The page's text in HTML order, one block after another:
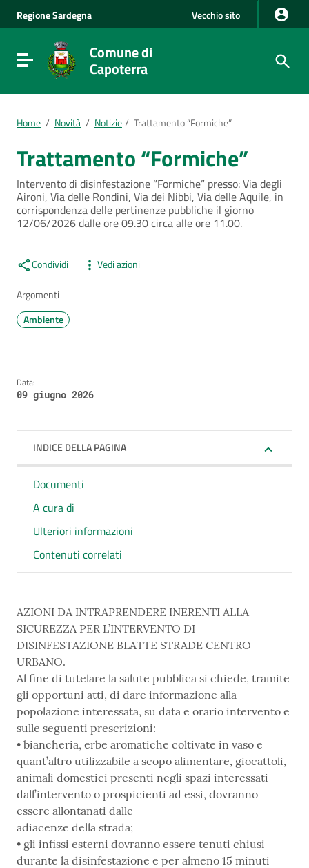
Vai alla navigazione del sito
Vai al Footer
RegioneSardegna Vecchio sito
Visualizza/nascondi menu di navigazione
Comune di
Capoterra
Home / Novità / Notizie/ Trattamento “Formiche”
Trattamento “Formiche”
Intervento di disinfestazione “Formiche” presso: Via degli
Aironi, Via delle Rondini, Via dei Nibbi, Via delle Aquile, in
corrispondenza delle pertinenze pubbliche il giorno
12/06/2026 dalle ore 09.30 circa alle ore 11.00.
Condividi Vedi azioni
Argomenti
Ambiente
Data:
09 giugno 2026
INDICE DELLA PAGINA
Documenti
A cura di
Ulteriori informazioni
Contenuti correlati
AZIONI DA INTRAPRENDERE INERENTI ALLA
SICUREZZA PER L’INTERVENTO DI
DISINFESTAZIONE BLATTE STRADE CENTRO
URBANO.
Al fine di tutelare la salute pubblica si chiede, tramite
gli opportuni atti, di dare informazione alla
popolazione interessata, su data e orario intervento e
sulle seguenti prescrizioni:
• biancheria, erbe aromatiche coltivate in vaso e
quant’altro utilizzabile a scopo alimentare, giocattoli,
animali domestici presenti negli spazi interessati
dall’intervento o prospicienti ad essi, dovranno
essere allontanati dalle
adiacenze della strada;
• gli infissi esterni dovranno essere tenuti chiusi
durante la disinfestazione e per almeno 15 minuti